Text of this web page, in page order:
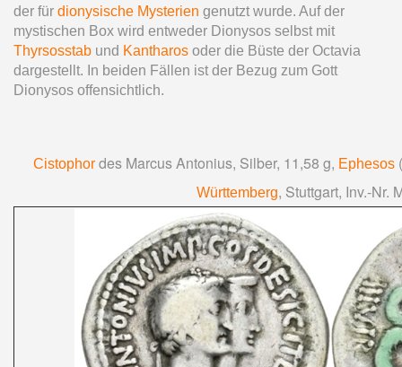
der für dionysische Mysterien genutzt wurde. Auf der
mystischen Box wird entweder Dionysos selbst mit
Thyrsosstab und Kantharos oder die Büste der Octavia
dargestellt. In beiden Fällen ist der Bezug zum Gott
Dionysos offensichtlich.
Cistophordes Marcus Antonius, Silber, 11,58 g, Ephesos
Württemberg, Stuttgart, Inv.-Nr.